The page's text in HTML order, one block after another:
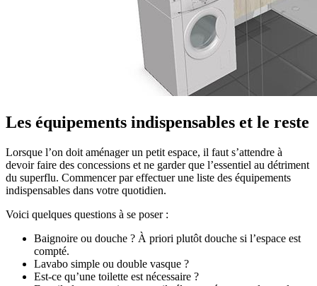
Les équipements indispensables et le reste
Lorsque l’on doit aménager un petit espace, il faut s’attendre à
devoir faire des concessions et ne garder que l’essentiel au détriment
du superflu. Commencer par effectuer une liste des équipements
indispensables dans votre quotidien.
Voici quelques questions à se poser :
Baignoire ou douche ? À priori plutôt douche si l’espace est
compté.
Lavabo simple ou double vasque ?
Est-ce qu’une toilette est nécessaire ?